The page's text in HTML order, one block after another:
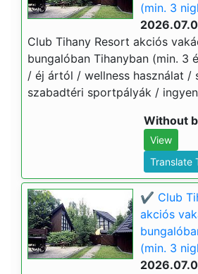
(min. 3
Club Tihany Resort akciós
bungalóban Tihanyban (min. 3
/ éj ártól / wellness használat /
szabadtéri sportpályák /
Without
View
Translate
✔️ Club
akciós
(min. 3